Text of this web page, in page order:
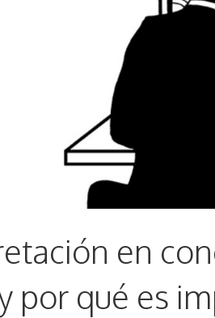
en
por qué es